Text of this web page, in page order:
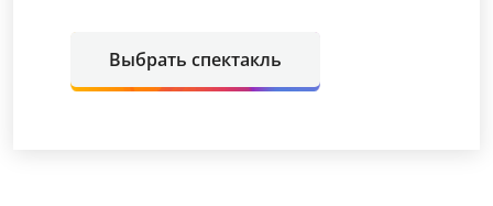
Выбрать спектакль